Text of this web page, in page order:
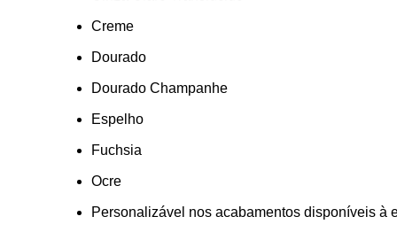
Creme
Dourado
Dourado Champanhe
Espelho
Fuchsia
Ocre
Personalizável nos acabamentos disponíveis à